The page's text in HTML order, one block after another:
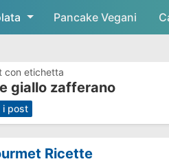
Skip to main content
Pancake Vegani
con etichetta
giallo zafferano
i post
Ricette